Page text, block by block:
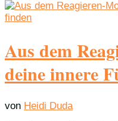
Aus dem
deine innere
von Heidi Duda